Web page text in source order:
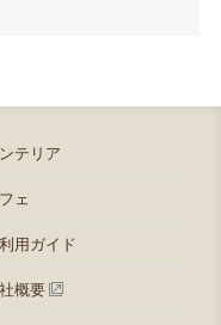
テリア
ェ
用ガイド
概要